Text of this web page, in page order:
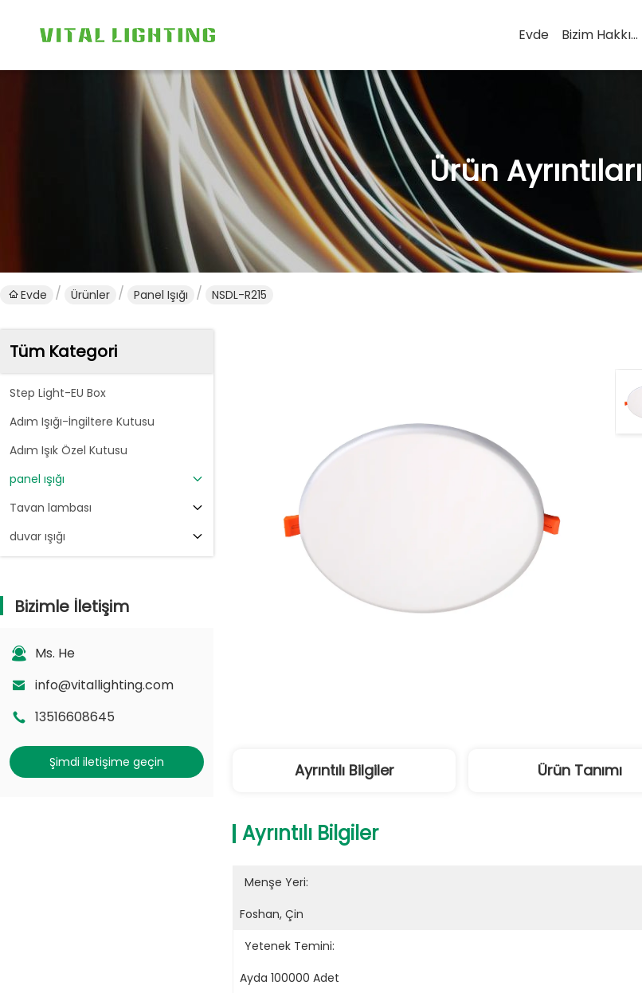
Evde Bizim Hakkımızda
Ürün Ayrıntıları
Evde Ürünler Panel Işığı NSDL-R215
Tüm Kategori
Step Light-EU Box
Adım Işığı-İngiltere Kutusu
Adım Işık Özel Kutusu
panel ışığı
Tavan lambası
duvar ışığı
Bizimle İletişim
Ms. He
info@vitallighting.com
13516608645
Şimdi iletişime geçin Ayrıntılı Bilgiler Ürün Tanımı
Ayrıntılı Bilgiler
Menşe Yeri:
Foshan, Çin
Yetenek Temini:
Ayda 100000 Adet